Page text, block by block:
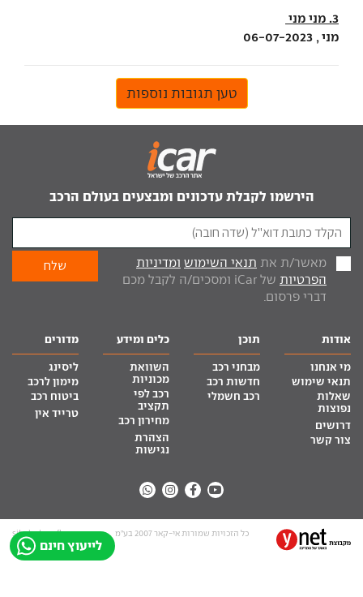
3. מני מני
מני , 06-07-2023
טען תגובות נוספות
לייעוץ חינם
הירשמו לקבלת עדכונים ומבצעים בעולם הרכב
מאשר/ת את תנאי השימוש ומדיניות
הפרטיות
של iCar ומסכים/ה לקבל מכם
דברי פרסום.
אודות
מי אנחנו
תנאי שימוש
שאלות
נפוצות
דרושים
צור קשר
תוכן
מבחני רכב
חדשות רכב
רכב חשמלי
כלים ומידע
השוואת
מכוניות
רכב לפי
תקציב
מחירון רכב
הצהרת
נגישות
מדורים
ליסינג
מימון לרכב
ביטוח רכב
טרייד אין
כל הזכויות שמורות אי-קאר 2007 בע”מ site by tq.soft